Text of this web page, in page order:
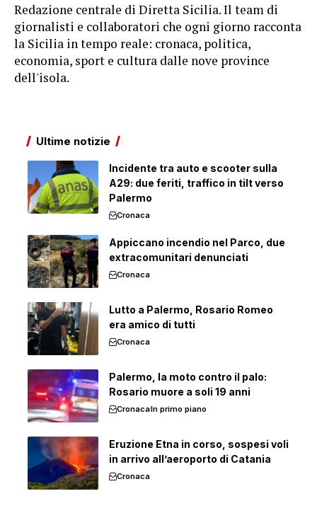
Redazione centrale di Diretta Sicilia. Il team di
giornalisti e collaboratori che ogni giorno racconta
la Sicilia in tempo reale: cronaca, politica,
economia, sport e cultura dalle nove province
dell'isola.
Ultime notizie
Incidente tra auto e scooter sulla
A29: due feriti, traffico in tilt verso
Palermo
Cronaca
Appiccano incendio nel Parco, due
extracomunitari denunciati
Cronaca
Lutto a Palermo, Rosario Romeo
era amico di tutti
Cronaca
Palermo, la moto contro il palo:
Rosario muore a soli 19 anni
CronacaIn primo piano
Eruzione Etna in corso, sospesi voli
in arrivo all’aeroporto di Catania
Cronaca